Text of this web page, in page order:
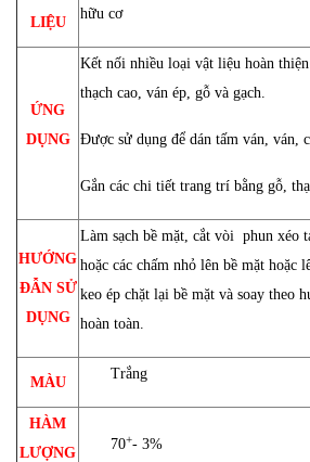
LIỆU
hữu cơ
ỨNG
DỤNG
Kết nối nhiều loại vật liệu hoàn
thạch cao, ván ép, gỗ và gạch.
Được sử dụng để dán tấm ván, ván,
Gắn các chi tiết trang trí bằng gỗ,
HƯỚNG
ĐẪN SỬ
DỤNG
Làm sạch bề mặt, cắt vòi phun xéo
hoặc các chấm nhỏ lên bề mặt
keo ép chặt lại bề mặt và soay theo
hoàn toàn.
MÀU
Trắng
HÀM
LƯỢNG
70+- 3%